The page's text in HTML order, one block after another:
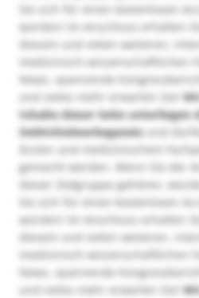
Sie sich für einen kostenlosen
würden! Im Anschluss erhalten
diesem und vielen weiteren,
medizinisch-wissenschaftlichen
News, spannende
und vieles mehr erwarten Sie!
Inhalte dieser Seite unterliegen
Heilmittelwerbegesetzund
Ärzten und medizinischem
gemacht werden. Wenn Sie der
dieser Zielgruppe gehören,
Sie sich für einen kostenlosen
würden! Im Anschluss erhalten
diesem und vielen weiteren,
medizinisch-wissenschaftlichen
News, spannende
und vieles mehr erwarten Sie!